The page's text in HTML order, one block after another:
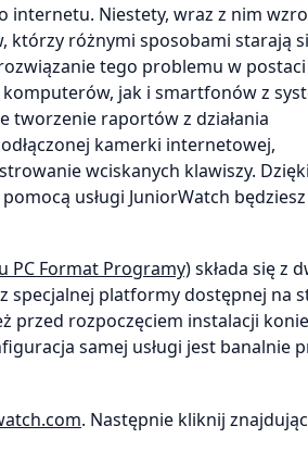
internetu. Niestety, wraz z nim
którzy różnymi sposobami starają
tego problemu w postaci
jak i smartfonów z
tworzenie raportów z działania
kamerki internetowej,
wciskanych klawiszy.
usługi JuniorWatch
PC Format Programy)składa się z
specjalnej platformy dostępnej na
przed rozpoczęciem instalacji
samej usługi jest banalnie
. Następnie kliknij